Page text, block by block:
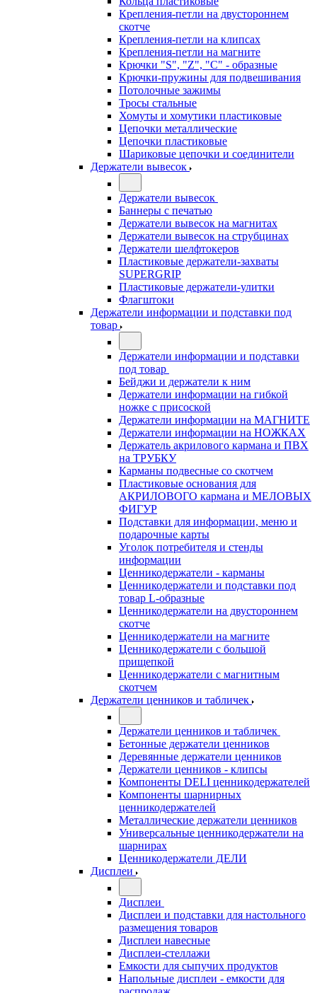
Крепления-петли на двустороннем
скотче
Крепления-петли на клипсах
Крепления-петли на магните
Крючки "S", "Z", "C" - образные
Крючки-пружины для подвешивания
Потолочные зажимы
Тросы стальные
Хомуты и хомутики пластиковые
Цепочки металлические
Цепочки пластиковые
Шариковые цепочки и соединители
Держатели вывесок
Держатели вывесок
Баннеры с печатью
Держатели вывесок на магнитах
Держатели вывесок на струбцинах
Держатели шелфтокеров
Пластиковые держатели-захваты
SUPERGRIP
Пластиковые держатели-улитки
Флагштоки
Держатели информации и подставки под
товар
Держатели информации и подставки
под товар
Бейджи и держатели к ним
Держатели информации на гибкой
ножке с присоской
Держатели информации на МАГНИТЕ
Держатели информации на НОЖКАХ
Держатель акрилового кармана и ПВХ
на ТРУБКУ
Карманы подвесные со скотчем
Пластиковые основания для
АКРИЛОВОГО кармана и МЕЛОВЫХ
ФИГУР
Подставки для информации, меню и
подарочные карты
Уголок потребителя и стенды
информации
Ценникодержатели - карманы
Ценникодержатели и подставки под
товар L-образные
Ценникодержатели на двустороннем
скотче
Ценникодержатели на магните
Ценникодержатели с большой
прищепкой
Ценникодержатели с магнитным
скотчем
Держатели ценников и табличек
Держатели ценников и табличек
Бетонные держатели ценников
Деревянные держатели ценников
Держатели ценников - клипсы
Компоненты DELI ценникодержателей
Компоненты шарнирных
ценникодержателей
Металлические держатели ценников
Универсальные ценникодержатели на
шарнирах
Ценникодержатели ДЕЛИ
Дисплеи
Дисплеи
Дисплеи и подставки для настольного
размещения товаров
Дисплеи навесные
Дисплеи-стеллажи
Емкости для сыпучих продуктов
Напольные дисплеи - емкости для